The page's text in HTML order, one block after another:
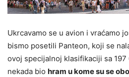
Ukrcavamo se u avion i vraćamo
bismo posetili Panteon, koji se
ovoj specijalnoj klasifikaciji sa
nekada bio hram u kome su se